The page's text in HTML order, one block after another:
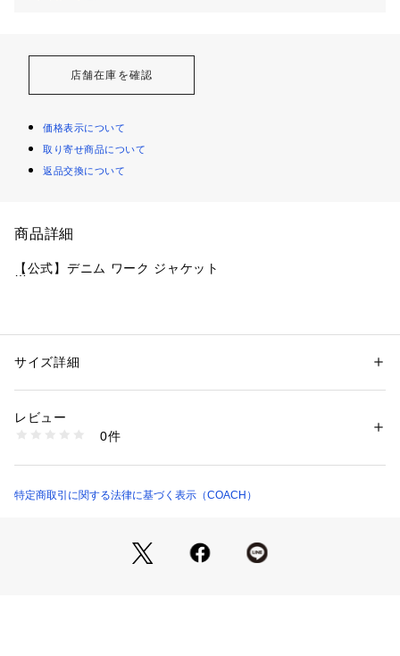
店舗在庫を確認
価格表示について
取り寄せ商品について
返品交換について
商品詳細
【公式】デニム ワーク ジャケット
・ スリーブ裏地：56% ポリエステル、44% レーヨン
ト
・ サイズM：肩幅57cm、身幅67cm、着丈69cm、袖丈61c
・ サイズXL：肩幅61cm、身幅73cm、着丈73cm、袖丈64c
性別：メンズ
商品番号：
CY414#COK （ショップ）
サイズ詳細
レビュー
0件
特定商取引に関する法律に基づく表示（COACH）